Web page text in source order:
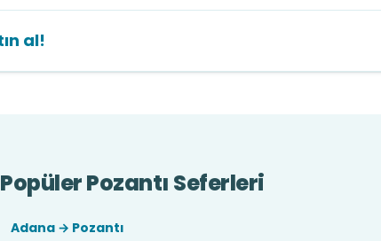
al!
Popüler Pozantı Seferleri
Adana → Pozantı